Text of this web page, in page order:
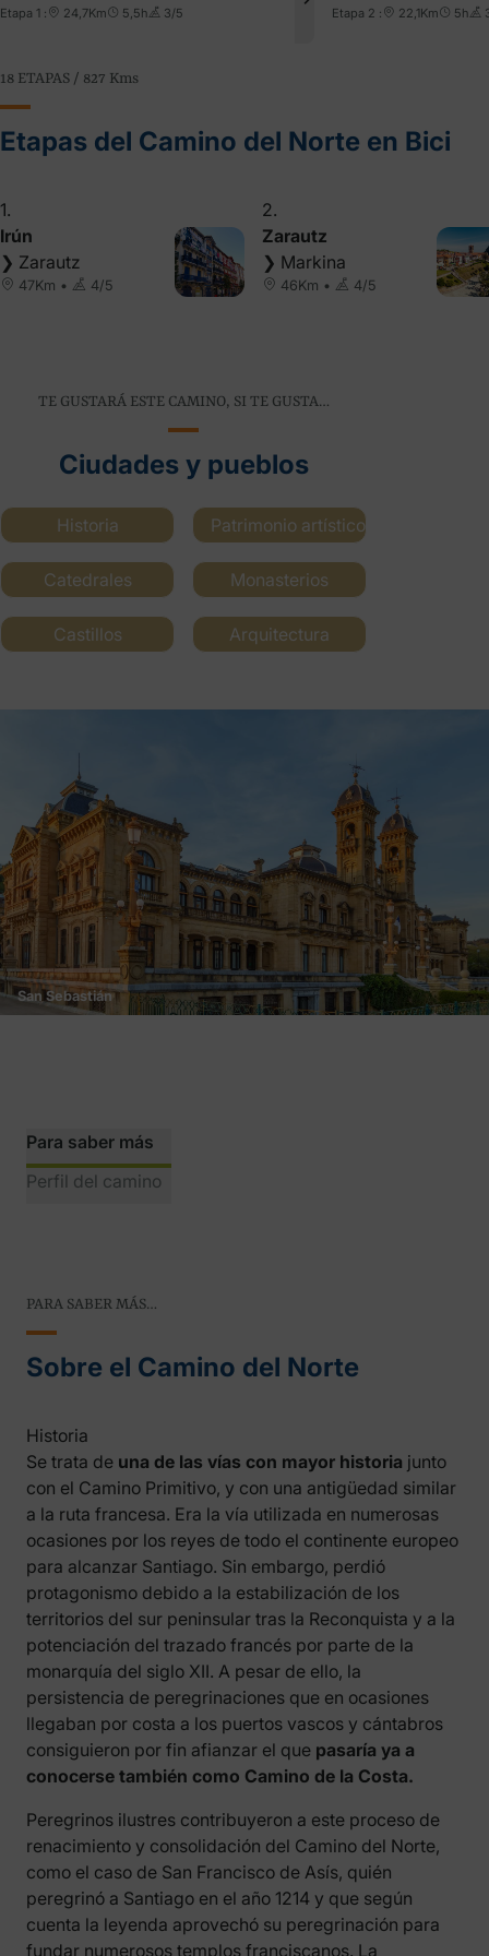
Etapa 1 : 24,7Km 5,5h 3/5 Etapa 2 : 22,1Km 5h
18 ETAPAS / 827 Kms
Etapas del Camino del Norte en Bici
1.
Irún
❯ Zarautz
47Km • 4/5
2.
Zarautz
❯ Markina
46Km • 4/5
TE GUSTARÁ ESTE CAMINO, SI TE GUSTA…
Ciudades y pueblos
Historia Patrimonio artístico
Catedrales Monasterios
Castillos Arquitectura
San Sebastián
Para saber más
Perfil del camino
PARA SABER MÁS…
Sobre el Camino del Norte
Historia
Se trata de una de las vías con mayor historia junto
con el Camino Primitivo, y con una antigüedad similar
a la ruta francesa. Era la vía utilizada en numerosas
ocasiones por los reyes de todo el continente europeo
para alcanzar Santiago. Sin embargo, perdió
protagonismo debido a la estabilización de los
territorios del sur peninsular tras la Reconquista y a la
potenciación del trazado francés por parte de la
monarquía del siglo XII. A pesar de ello, la
persistencia de peregrinaciones que en ocasiones
llegaban por costa a los puertos vascos y cántabros
consiguieron por fin afianzar el que pasaría ya a
conocerse también como Camino de la Costa.
Peregrinos ilustres contribuyeron a este proceso de
renacimiento y consolidación del Camino del Norte,
como el caso de San Francisco de Asís, quién
peregrinó a Santiago en el año 1214 y que según
cuenta la leyenda aprovechó su peregrinación para
fundar numerosos templos franciscanos. La